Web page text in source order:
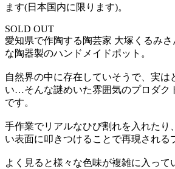
ます(日本国内に限ります)。
SOLD OUT
愛知県で作陶する陶芸家 大塚くるみさ
な陶器製のハンドメイドポット。
自然界の中に存在していそうで、実は
い…そんな謎めいた雰囲気のプロダク
です。
手作業でリアルなひび割れを入れたり
い表面に叩きつけることで再現される
よく見ると様々な色味が複雑に入って